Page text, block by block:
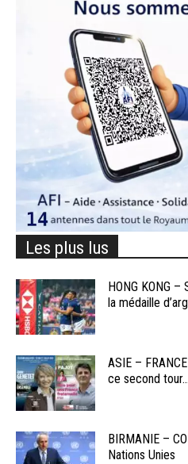
Les plus lus
HONG KONG
la médaille
ASIE –
ce second tour...
BIRMANIE –
Nations Unies